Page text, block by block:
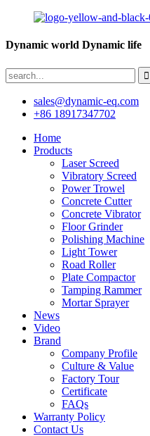
Dynamic world Dynamic life
sales@dynamic-eq.com
+86 18917347702
Home
Products
Laser Screed
Vibratory Screed
Power Trowel
Concrete Cutter
Concrete Vibrator
Floor Grinder
Polishing Machine
Light Tower
Road Roller
Plate Compactor
Tamping Rammer
Mortar Sprayer
News
Video
Brand
Company Profile
Culture & Value
Factory Tour
Certificate
FAQs
Warranty Policy
Contact Us